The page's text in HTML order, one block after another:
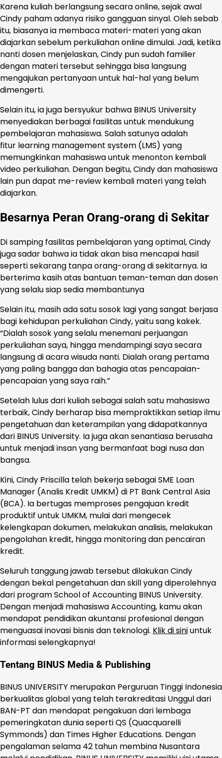
Karena kuliah berlangsung secara online, sejak awal
Cindy paham adanya risiko gangguan sinyal. Oleh sebab
itu, biasanya ia membaca materi-materi yang akan
diajarkan sebelum perkuliahan online dimulai. Jadi, ketika
nanti dosen menjelaskan, Cindy pun sudah familier
dengan materi tersebut sehingga bisa langsung
mengajukan pertanyaan untuk hal-hal yang belum
dimengerti.
Selain itu, ia juga bersyukur bahwa BINUS University
menyediakan berbagai fasilitas untuk mendukung
pembelajaran mahasiswa. Salah satunya adalah
fitur learning management system (LMS) yang
memungkinkan mahasiswa untuk menonton kembali
video perkuliahan. Dengan begitu, Cindy dan mahasiswa
lain pun dapat me-review kembali materi yang telah
diajarkan.
Besarnya Peran Orang-orang di Sekitar
Di samping fasilitas pembelajaran yang optimal, Cindy
juga sadar bahwa ia tidak akan bisa mencapai hasil
seperti sekarang tanpa orang-orang di sekitarnya. Ia
berterima kasih atas bantuan teman-teman dan dosen
yang selalu siap sedia membantunya
Selain itu, masih ada satu sosok lagi yang sangat berjasa
bagi kehidupan perkuliahan Cindy, yaitu sang kakek.
“Dialah sosok yang selalu menemani perjuangan
perkuliahan saya, hingga mendampingi saya secara
langsung di acara wisuda nanti. Dialah orang pertama
yang paling bangga dan bahagia atas pencapaian-
pencapaian yang saya raih.”
Setelah lulus dari kuliah sebagai salah satu mahasiswa
terbaik, Cindy berharap bisa mempraktikkan setiap ilmu
pengetahuan dan keterampilan yang didapatkannya
dari BINUS University. Ia juga akan senantiasa berusaha
untuk menjadi insan yang bermanfaat bagi nusa dan
bangsa.
Kini, Cindy Priscilla telah bekerja sebagai SME Loan
Manager (Analis Kredit UMKM) di PT Bank Central Asia
(BCA). Ia bertugas memproses pengajuan kredit
produktif untuk UMKM, mulai dari mengecek
kelengkapan dokumen, melakukan analisis, melakukan
pengolahan kredit, hingga monitoring dan pencairan
kredit.
Seluruh tanggung jawab tersebut dilakukan Cindy
dengan bekal pengetahuan dan skill yang diperolehnya
dari program School of Accounting BINUS University.
Dengan menjadi mahasiswa Accounting, kamu akan
mendapat pendidikan akuntansi profesional dengan
menguasai inovasi bisnis dan teknologi. Klik di siniuntuk
informasi selengkapnya!
Tentang BINUS Media & Publishing
BINUS UNIVERSITY merupakan Perguruan Tinggi Indonesia
berkualitas global yang telah terakreditasi Unggul dari
BAN-PT dan mendapat pengakuan dari lembaga
pemeringkatan dunia seperti QS (Quacquarelli
Symmonds) dan Times Higher Educations. Dengan
pengalaman selama 42 tahun membina Nusantara